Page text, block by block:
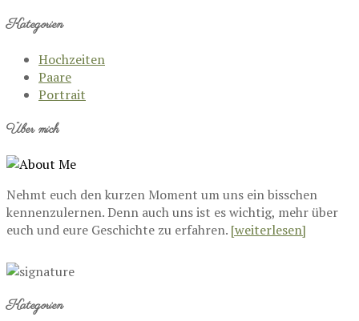
Kategorien
Hochzeiten
Paare
Portrait
Über mich
Nehmt euch den kurzen Moment um uns ein bisschen
kennenzulernen. Denn auch uns ist es wichtig, mehr über
euch und eure Geschichte zu erfahren. [weiterlesen]
Kategorien